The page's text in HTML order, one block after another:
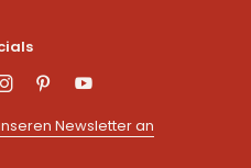
Newsletter an